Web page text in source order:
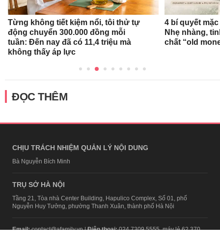
Từng không tiết kiệm nổi, tôi thử tự
động chuyển 300.000 đồng mỗi
tuần: Đến nay đã có 11,4 triệu mà
không thấy áp lực
4 bí quyết
Nhẹ nhàng,
chất “old
ĐỌC THÊM
CHỊU TRÁCH NHIỆM QUẢN LÝ NỘI DUNG
Bà Nguyễn Bích Minh
TRỤ SỞ HÀ NỘI
Tầng 21, Tòa nhà Center Building, Hapulico Complex, Số 01, phố
Nguyễn Huy Tưởng, phường Thanh Xuân, thành phố Hà Nội
Email:contact@afamily.vn |Điện thoại:024 7309 5555, máy lẻ 62.370